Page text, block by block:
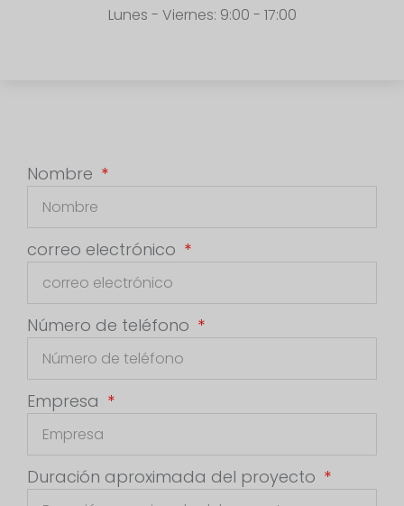
Lunes - Viernes: 9:00 - 17:00
Nombre
correo electrónico
Número de teléfono
Empresa
Duración aproximada del proyecto